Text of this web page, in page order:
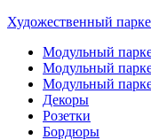
Художественный
Модульный
Модульный
Модульный
Декоры
Розетки
Бордюры